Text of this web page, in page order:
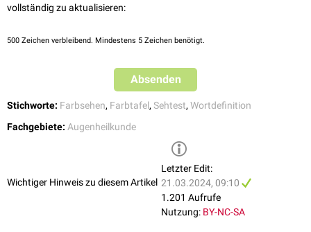
vollständig zu aktualisieren:
500 Zeichen verbleibend. Mindestens 5 Zeichen benötigt.
Absenden
Stichworte: Farbsehen, Farbtafel, Sehtest, Wortdefinition
Fachgebiete: Augenheilkunde
Wichtiger Hinweis zu diesem Artikel
Letzter Edit:
21.03.2024, 09:10
1.201 Aufrufe
Nutzung: BY-NC-SA